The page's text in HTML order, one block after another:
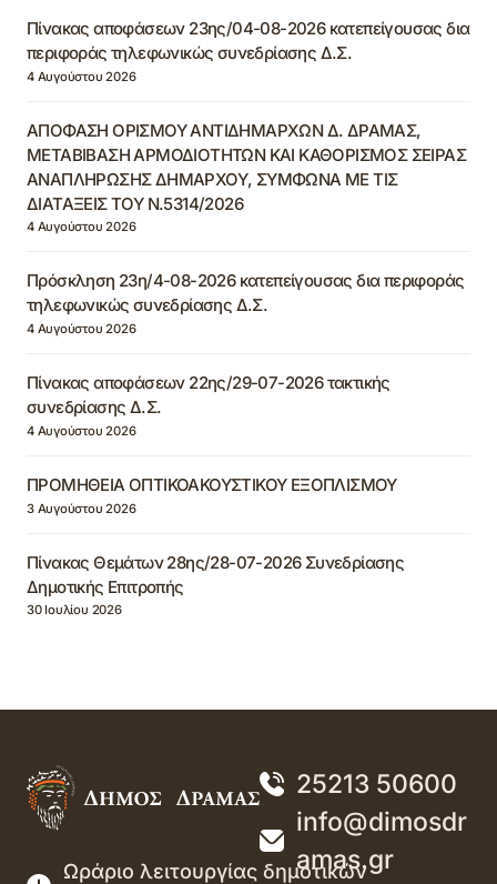
Πίνακας αποφάσεων 23ης/04-08-2026 κατεπείγουσας δια
περιφοράς τηλεφωνικώς συνεδρίασης Δ.Σ.
4 Αυγούστου 2026
ΑΠΟΦΑΣΗ ΟΡΙΣΜΟΥ ΑΝΤΙΔΗΜΑΡΧΩΝ Δ. ΔΡΑΜΑΣ,
ΜΕΤΑΒΙΒΑΣΗ ΑΡΜΟΔΙΟΤΗΤΩΝ ΚΑΙ ΚΑΘΟΡΙΣΜΟΣ ΣΕΙΡΑΣ
ΑΝΑΠΛΗΡΩΣΗΣ ΔΗΜΑΡΧΟΥ, ΣΥΜΦΩΝΑ ΜΕ ΤΙΣ
ΔΙΑΤΑΞΕΙΣ ΤΟΥ Ν.5314/2026
4 Αυγούστου 2026
Πρόσκληση 23η/4-08-2026 κατεπείγουσας δια περιφοράς
τηλεφωνικώς συνεδρίασης Δ.Σ.
4 Αυγούστου 2026
Πίνακας αποφάσεων 22ης/29-07-2026 τακτικής
συνεδρίασης Δ.Σ.
4 Αυγούστου 2026
ΠΡΟΜΗΘΕΙΑ ΟΠΤΙΚΟΑΚΟΥΣΤΙΚΟΥ ΕΞΟΠΛΙΣΜΟΥ
3 Αυγούστου 2026
Πίνακας Θεμάτων 28ης/28-07-2026 Συνεδρίασης
Δημοτικής Επιτροπής
30 Ιουλίου 2026
25213 50600
info@dimosdr
amas.gr
Ωράριο λειτουργίας δημοτικών